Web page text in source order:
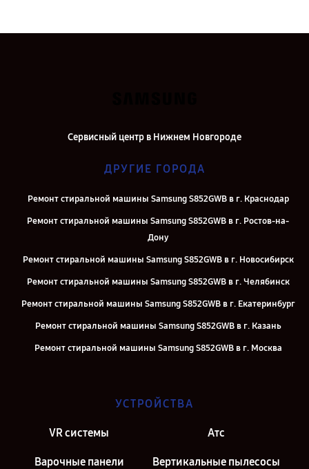
Сервисный центр в Нижнем Новгороде
ДРУГИЕ ГОРОДА
Ремонт стиральной машины Samsung S852GWB в г. Краснодар
Ремонт стиральной машины Samsung S852GWB в г. Ростов-на-
Дону
Ремонт стиральной машины Samsung S852GWB в г. Новосибирск
Ремонт стиральной машины Samsung S852GWB в г. Челябинск
Ремонт стиральной машины Samsung S852GWB в г. Екатеринбург
Ремонт стиральной машины Samsung S852GWB в г. Казань
Ремонт стиральной машины Samsung S852GWB в г. Москва
УСТРОЙСТВА
VR системы Атс
Варочные панели Вертикальные пылесосы